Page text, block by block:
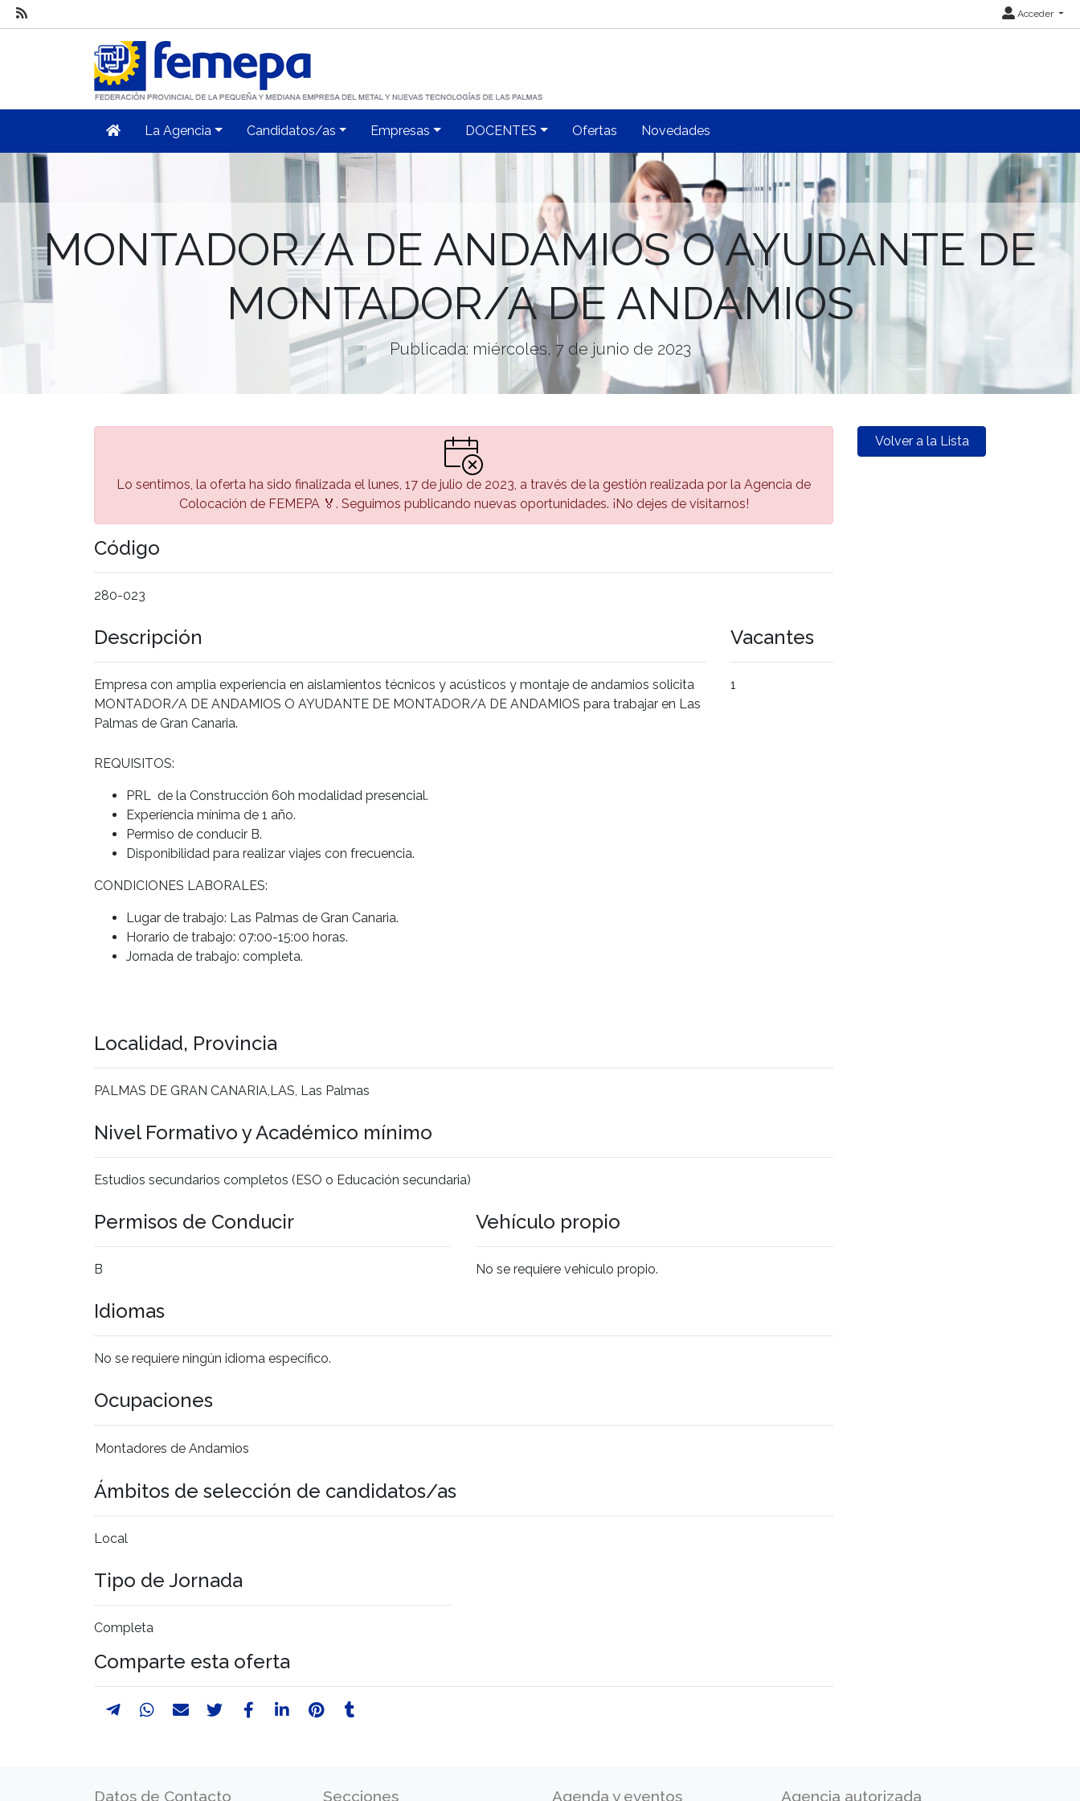
Acceder
La Agencia Candidatos/as Empresas DOCENTES Ofertas Novedades
MONTADOR/A DE ANDAMIOS O AYUDANTE DE
MONTADOR/A DE ANDAMIOS
Publicada: miércoles, 7 de junio de 2023
Lo sentimos, la oferta ha sido finalizada el lunes, 17 de julio de 2023, a través de la gestión realizada por la Agencia de
Colocación de FEMEPA 🏅. Seguimos publicando nuevas oportunidades. ¡No dejes de visitarnos!
Código
280-023
Descripción
Empresa con amplia experiencia en aislamientos técnicos y acústicos y montaje de andamios solicita
MONTADOR/A DE ANDAMIOS O AYUDANTE DE MONTADOR/A DE ANDAMIOS para trabajar en Las
Palmas de Gran Canaria.
Vacantes
1
REQUISITOS:
PRL de la Construcción 60h modalidad presencial.
Experíencia mínima de 1 año.
Permiso de conducir B.
Disponibilidad para realizar viajes con frecuencia.
CONDICIONES LABORALES:
Lugar de trabajo: Las Palmas de Gran Canaria.
Horario de trabajo: 07:00-15:00 horas.
Jornada de trabajo: completa.
Localidad, Provincia
PALMAS DE GRAN CANARIA,LAS, Las Palmas
Nivel Formativo y Académico mínimo
Estudios secundarios completos (ESO o Educación secundaria)
Permisos de Conducir
B
Vehículo propio
No se requiere vehículo propio.
Idiomas
No se requiere ningún idioma específico.
Ocupaciones
Montadores de Andamios
Ámbitos de selección de candidatos/as
Local
Tipo de Jornada
Completa
Comparte esta oferta
Volver a la Lista
Datos de Contacto Secciones Agenda y eventos Agencia autorizada